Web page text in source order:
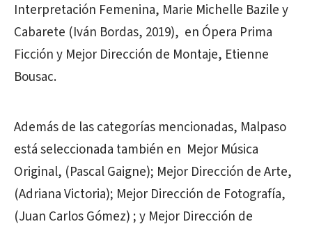
Interpretación Femenina, Marie Michelle Bazile y
Cabarete (Iván Bordas, 2019), en Ópera Prima
Ficción y Mejor Dirección de Montaje, Etienne
Bousac.
Además de las categorías mencionadas, Malpaso
está seleccionada también en Mejor Música
Original, (Pascal Gaigne); Mejor Dirección de Arte,
(Adriana Victoria); Mejor Dirección de Fotografía,
(Juan Carlos Gómez) ; y Mejor Dirección de